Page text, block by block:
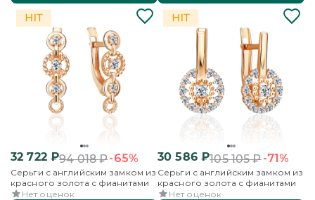
32 722₽94 018₽-65%
Серьги с английским замком из
красного золота с фианитами
Нет оценок
30 586₽105 105₽-71%
Серьги с английским замком из
красного золота с фианитами
Нет оценок